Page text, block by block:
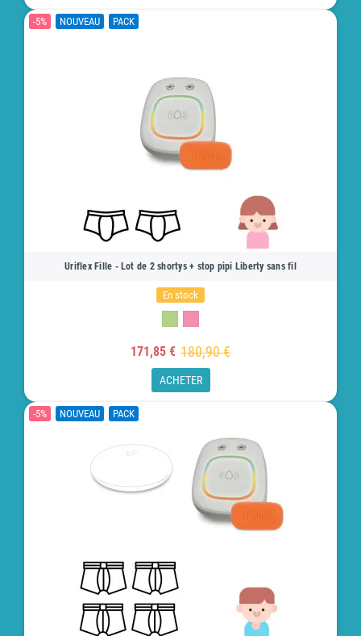
-5% NOUVEAU PACK
Uriflex Fille - Lot de 2 shortys + stop pipi Liberty sans fil
En stock
171,85 € 180,90 €
ACHETER
-5% NOUVEAU PACK